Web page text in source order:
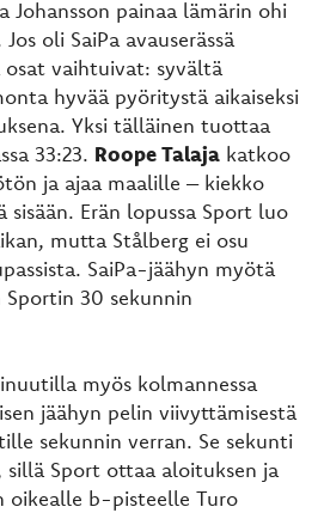
Johansson painaa lämärin ohi
Jos oli SaiPa avauserässä
osat vaihtuivat: syvältä
hyvää pyöritystä aikaiseksi
Yksi tälläinen tuottaa
33:23. Roope Talaja katkoo
ja ajaa maalille – kiekko
sisään. Erän lopussa Sport luo
mutta Stålberg ei osu
SaiPa-jäähyn myötä
30 sekunnin
myös kolmannessa
jäähyn pelin viivyttämisestä
sekunnin verran. Se sekunti
Sport ottaa aloituksen ja
oikealle b-pisteelle Turo